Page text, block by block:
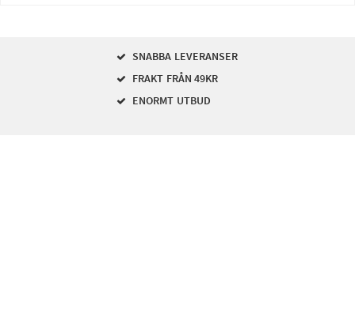
SNABBA LEVERANSER
FRAKT FRÅN 49KR
ENORMT UTBUD